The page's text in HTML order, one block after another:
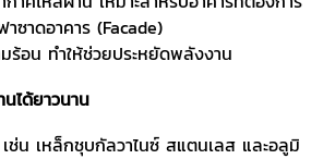
ซาดอาคาร (Facade)
ร้อน ทำให้ช่วยประหยัดพลังงาน
ได้ยาวนาน
น เหล็กชุบกัลวาไนซ์ สแตนเลส และอลูมิ